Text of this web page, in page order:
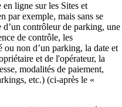
ligne sur les Sites et
par exemple, mais sans se
contrôleur de parking, une
de contrôle, les
ou non d’un parking, la date et
et de l'opérateur, la
modalités de paiement,
etc.) (ci-après le «